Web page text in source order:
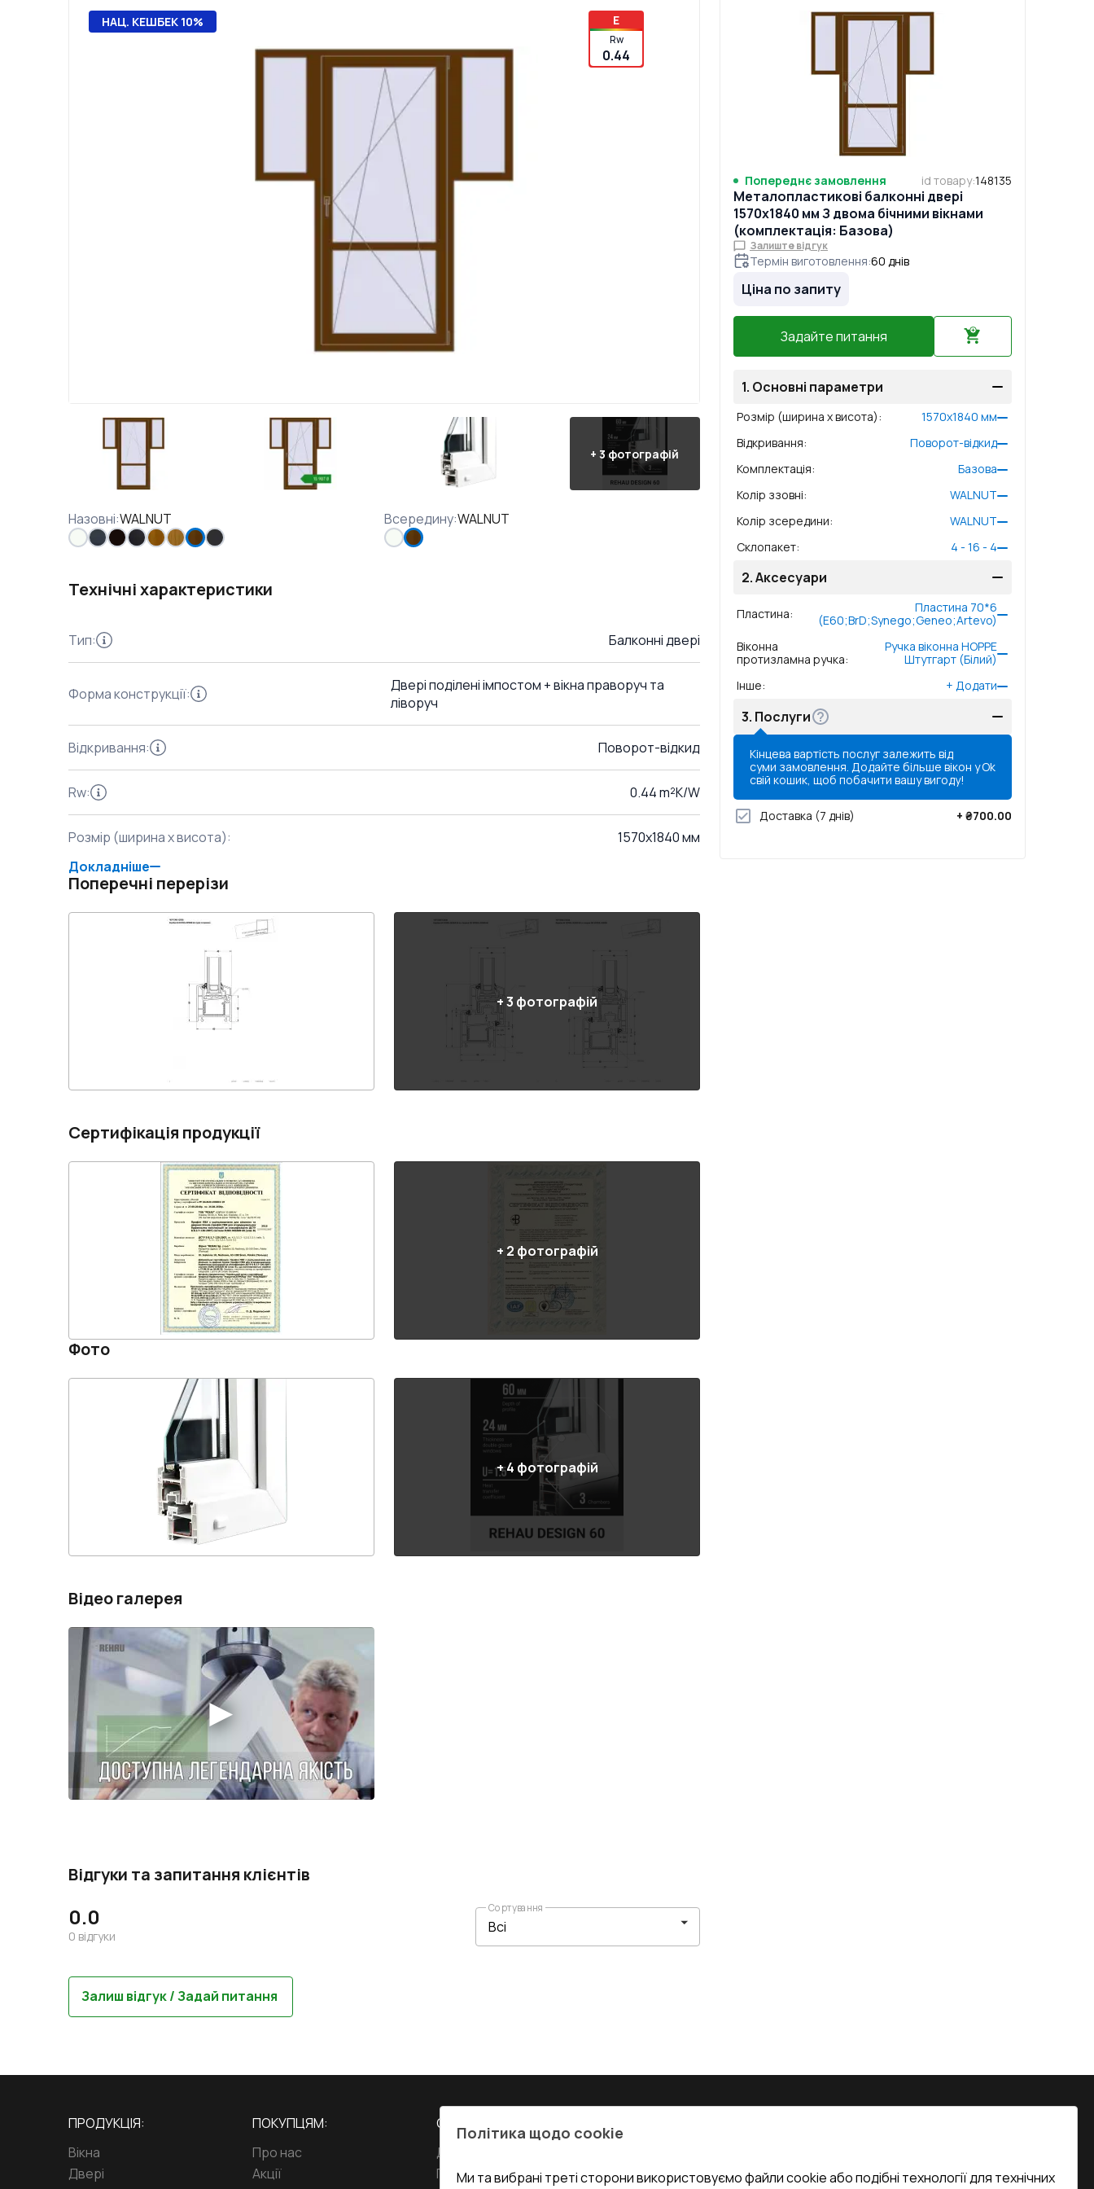
НАЦ. КЕШБЕК 10% E
Rw
0.44
+3 фотографій
Назовні:WALNUT Всередину:WALNUT
Технічні характеристики
Тип: Балконні двері
Форма конструкції:
Двері поділені імпостом + вікна праворуч та
ліворуч
Відкривання: Поворот-відкид
Rw: 0.44 m²K/W
Розмір (ширина x висота):
1570x1840 мм
Докладніше
Поперечні перерізи
+3 фотографій
Сертифікація продукції
+2 фотографій
Фото
+4 фотографій
Відео галерея
Відгуки та запитання клієнтів
0.0
0 відгуки
Сортування
Залиш відгук / Задай питання
Попереднє замовлення id товару:148135
Металопластикові балконні двері
1570x1840 мм З двома бічними вікнами
(комплектація: Базова)
Залиште відгук
Термін виготовлення:60 днів
Ціна по запиту
Задайте питання
1. Основні параметри
Розмір (ширина x висота): 1570x1840 мм
Відкривання:
Поворот-відкид
Комплектація:
Базова
Колір ззовні:
WALNUT
Колір зсередини:
WALNUT
Склопакет: 4 - 16 - 4
2.Аксесуари
Пластина:
Пластина 70*6
(E60;BrD;Synego;Geneo;Artevo)
Віконна
протизламна ручка:
Ручка віконна HOPPE
Штутгарт (Білий)
Інше: + Додати
3. Послуги
Кінцева вартість послуг залежить від
суми замовлення. Додайте більше вікон у
свій кошик, щоб побачити вашу вигоду!
Ok
Доставка (7 днів) + ₴700.00
ПРОДУКЦІЯ:
Вікна
Двері
ПОКУПЦЯМ:
Про нас
Акції
СЕРВІС ТА ОБЛУГОВУВАННЯ:
Доставка і Оплата
Гарантія та Сервіс
Політика щодо cookie
Ми та вибрані треті сторони використовуємо файли cookie або подібні технології для технічних